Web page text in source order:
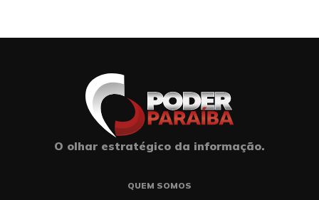
O olhar estratégico da informação.
QUEM SOMOS